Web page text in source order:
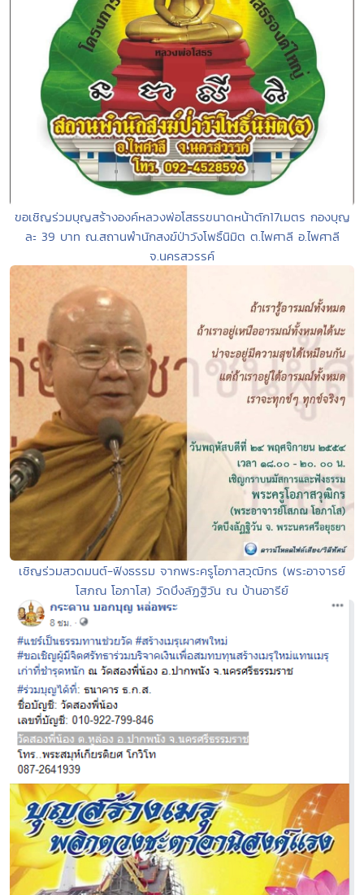
ขอเชิญร่วมบุญสร้างองค์หลวงพ่อโสธรขนาดหน้าตัก17เมตร กองบุญ
ละ 39 บาท ณ.สถานพำนักสงฆ์ป่าวังโพธิ์นิมิต ต.ไพศาลี อ.ไพศาลี
จ.นครสวรรค์
เชิญร่วมสวดมนต์-ฟังธรรม จากพระครูโอภาสวุฒิกร (พระอาจารย์
โสภณ โอภาโส) วัดบึงลัฏฐิวัน ณ บ้านอารีย์